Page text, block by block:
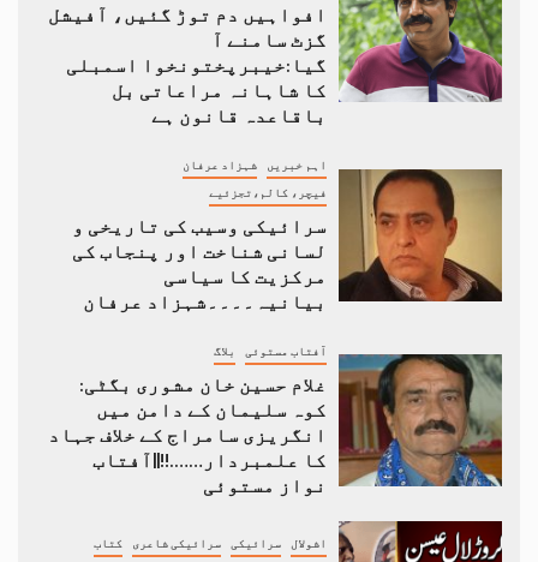
افواہیں دم توڑ گئیں، آفیشل
گزٹ سامنے آ
گیا:خیبرپختونخوا اسمبلی
کا شاہانہ مراعاتی بل
باقاعدہ قانون ہے
اہم خبریں شہزاد عرفان
فیچر، کالم،تجزئیے
سرائیکی وسیب کی تاریخی و
لسانی شناخت اور پنجاب کی
مرکزیت کا سیاسی
بیانیہ۔۔۔۔شہزاد عرفان
آفتاب مستوئی بلاگ
غلام حسین خان مشوری بگٹی:
کوہ سلیمان کے دامن میں
انگریزی سامراج کے خلاف جہاد
کا علمبردار…….!!||آفتاب
نواز مستوئی
اشولال سرائیکی سرائیکی شاعری کتاب